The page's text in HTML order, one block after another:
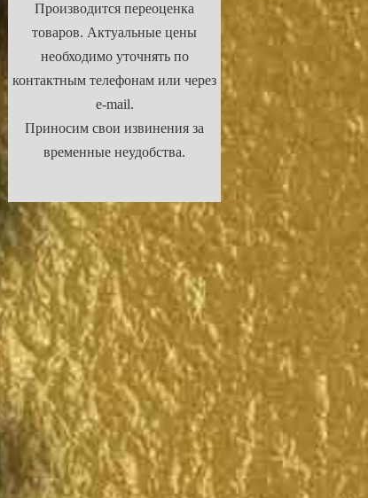
Производится переоценка
товаров. Актуальные цены
необходимо уточнять по
контактным телефонам или через
e-mail.
Приносим свои извинения за
временные неудобства.